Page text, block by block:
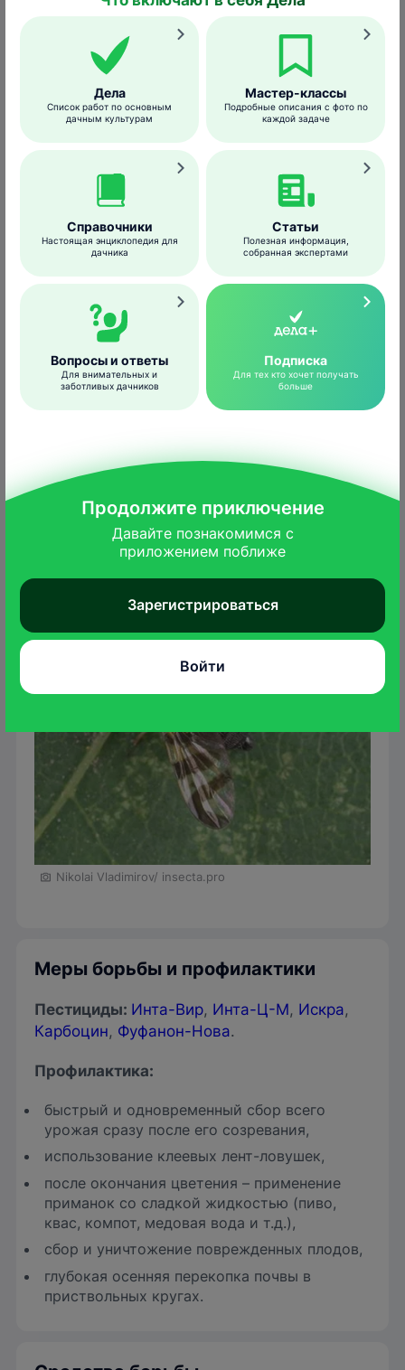
здоровые ягоды и избегая подгнивших и
недоразвитых. Одна самка, откладывая по
яйцу в каждый плод, может испортить до
agrobaseapp.com
Личинка после отрождения питается
мякотью плода, постепенно двигаясь по
полужидкую массу. Во время созревания
вишни и черешни средних и поздних сортов
личинки покидают плоды и окукливаются в
почве, где зимуют, а к весне превращаются
во взрослых особей.
Nikolai Vladimirov/ insecta.pro
Меры борьбы и профилактики
Пестициды: Инта-Вир, Инта-Ц-М, Искра,
Карбоцин, Фуфанон-Нова.
Профилактика:
быстрый и одновременный сбор всего
урожая сразу после его созревания,
использование клеевых лент-ловушек,
после окончания цветения – применение
приманок со сладкой жидкостью (пиво,
квас, компот, медовая вода и т.д.),
сбор и уничтожение поврежденных плодов,
глубокая осенняя перекопка почвы в
приствольных кругах.
Дела
Список работ по основным
дачным культурам
Мастер-классы
Подробные описания с фото по
каждой задаче
Справочники
Настоящая энциклопедия для
дачника
Статьи
Полезная информация,
собранная экспертами
Вопросы и ответы
Для внимательных и
заботливых дачников
Подписка
Для тех кто хочет получать
больше
Продолжите приключение
Давайте познакомимся с
приложением поближе
Зарегистрироваться
Войти